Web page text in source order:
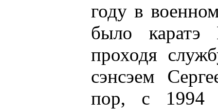
году в
было каратэ
проходя
сэнсэем
пор, с 1994